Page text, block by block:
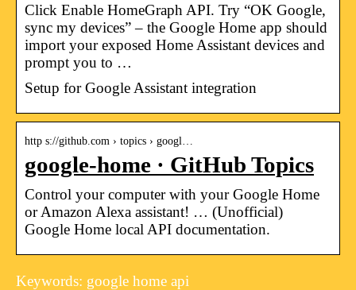
Click Enable HomeGraph API. Try “OK Google,
sync my devices” – the Google Home app should
import your exposed Home Assistant devices and
prompt you to …
Setup for Google Assistant integration
http s://github.com › topics › googl…
google-home · GitHub Topics
Control your computer with your Google Home
or Amazon Alexa assistant! … (Unofficial)
Google Home local API documentation.
Keywords: google home api